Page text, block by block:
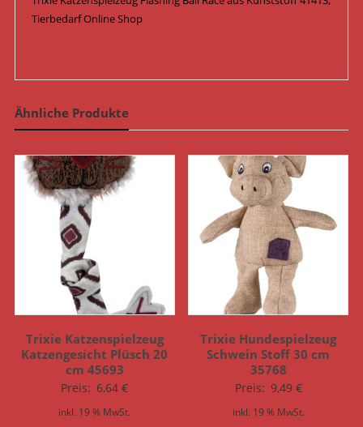
Tierbedarf Online Shop
Ähnliche Produkte
Trixie Katzenspielzeug
Katzengesicht Plüsch 20
cm 45693
Preis: 6,64€
inkl. 19 % MwSt.
Trixie Hundespielzeug
Schwein Stoff 30 cm
35768
Preis: 9,49 €
inkl. 19 % MwSt.